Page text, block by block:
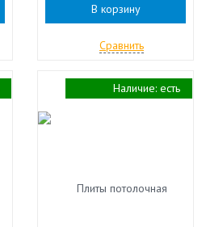
В корзину
Сравнить
Наличие: есть